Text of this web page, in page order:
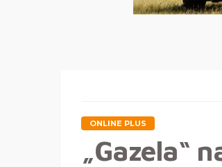
ONLINE PLUS
„Gazela“